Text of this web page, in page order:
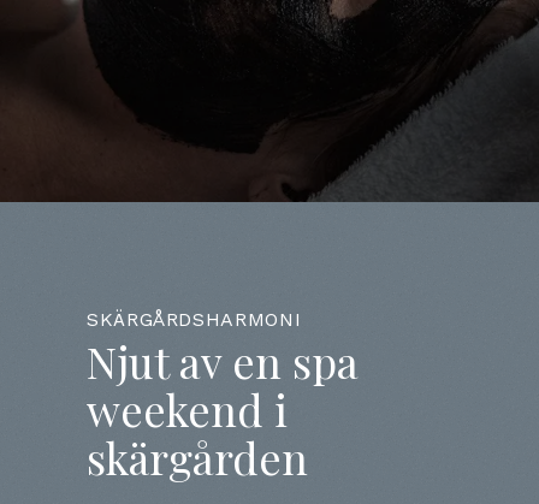
SKÄRGÅRDSHARMONI
Njut av en spa
weekend i
skärgården